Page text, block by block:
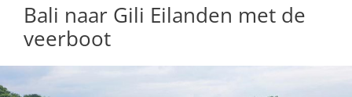
Bali naar Gili Eilanden met de
veerboot